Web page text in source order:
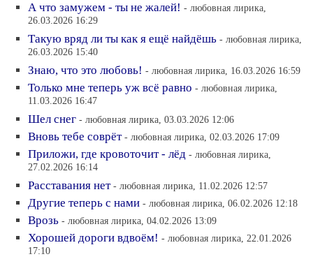
А что замужем - ты не жалей! - любовная лирика,
26.03.2026 16:29
Такую вряд ли ты как я ещё найдёшь - любовная лирика,
26.03.2026 15:40
Знаю, что это любовь! - любовная лирика, 16.03.2026 16:59
Только мне теперь уж всё равно - любовная лирика,
11.03.2026 16:47
Шел снег - любовная лирика, 03.03.2026 12:06
Вновь тебе соврёт - любовная лирика, 02.03.2026 17:09
Приложи, где кровоточит - лёд - любовная лирика,
27.02.2026 16:14
Расставания нет - любовная лирика, 11.02.2026 12:57
Другие теперь с нами - любовная лирика, 06.02.2026 12:18
Врозь - любовная лирика, 04.02.2026 13:09
Хорошей дороги вдвоём! - любовная лирика, 22.01.2026
17:10